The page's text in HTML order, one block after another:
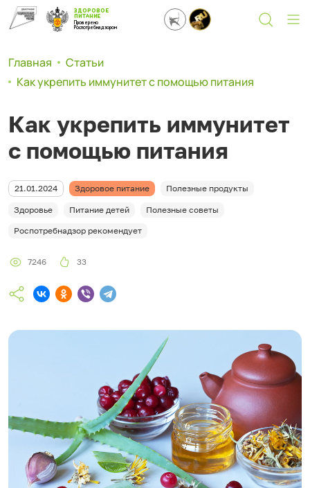
ЗДОРОВОЕ
ПИТАНИЕ
Проверено
Роспотребнадзором
Главная
Статьи
Как укрепить иммунитет с помощью питания
Как укрепить иммунитет
с помощью питания
21.01.2024 Здоровое питание Полезные продукты
Здоровье Питание детей
Полезные советы
Роспотребнадзор рекомендует
7246 33